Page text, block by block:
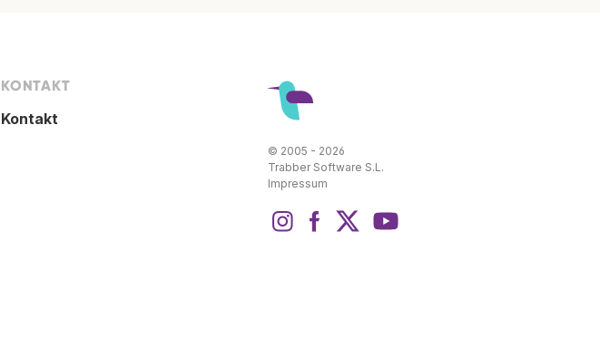
KONTAKT
Kontakt
© 2005 - 2026
Trabber Software S.L.
Impressum